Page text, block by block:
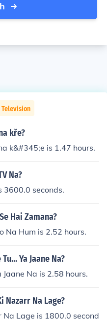
kře?
k&#345;e is 1.47 hours.
Na?
3600.0 seconds.
Hai Zamana?
Na Hum is 2.52 hours.
Ya Jaane Na?
Jaane Na is 2.58 hours.
Na Lage?
Lage is 1800.0 second